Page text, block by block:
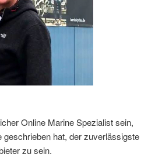
Online Marine Spezialist sein,
geschrieben hat, der zuverlässigste
zu sein.